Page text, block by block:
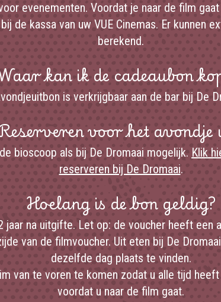
evenementen. Voordat je naar de film
de kassa van uw VUE Cinemas. Er kunnen
berekend.
kan ik de cadeaubon
is verkrijgbaar aan de bar bij De
voor het avondje
bioscoop als bij De Dromaai mogelijk. Klik
reserveren bij De Dromaai.
Hoelang is de bon geldig?
jaar na uitgifte. Let op: de voucher heeft een
van de filmvoucher. Uit eten bij De
dezelfde dag plaats te vinden.
van te voren te komen zodat u alle tijd
voordat u naar de film gaat.